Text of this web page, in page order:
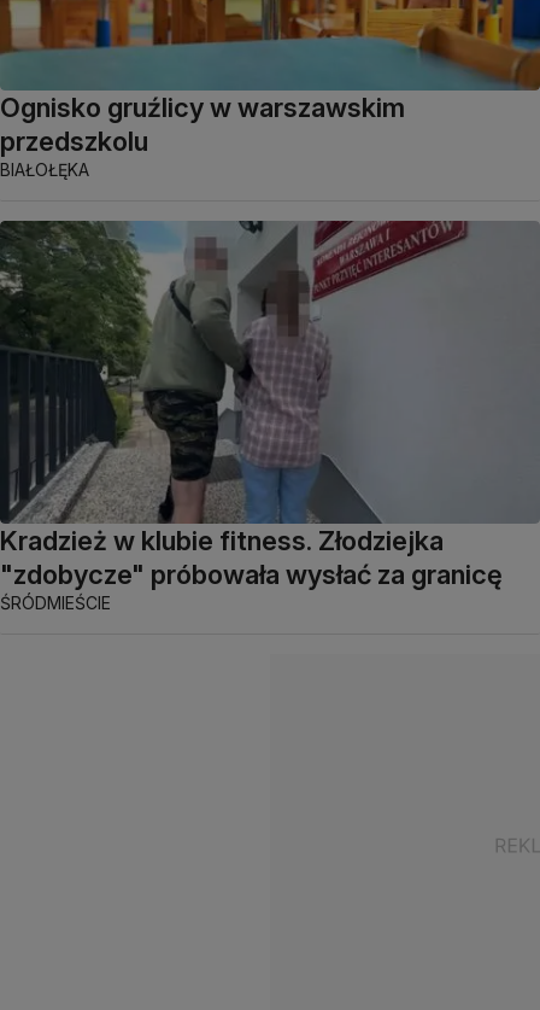
Ognisko gruźlicy w warszawskim
przedszkolu
BIAŁOŁĘKA
Kradzież w klubie fitness. Złodziejka
"zdobycze" próbowała wysłać za granicę
ŚRÓDMIEŚCIE